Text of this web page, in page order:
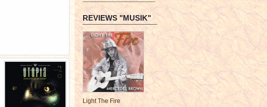
¯¯¯¯¯¯¯¯¯¯¯¯¯¯¯¯¯¯¯¯¯¯¯¯
REVIEWS "MUSIK"
Light The Fire